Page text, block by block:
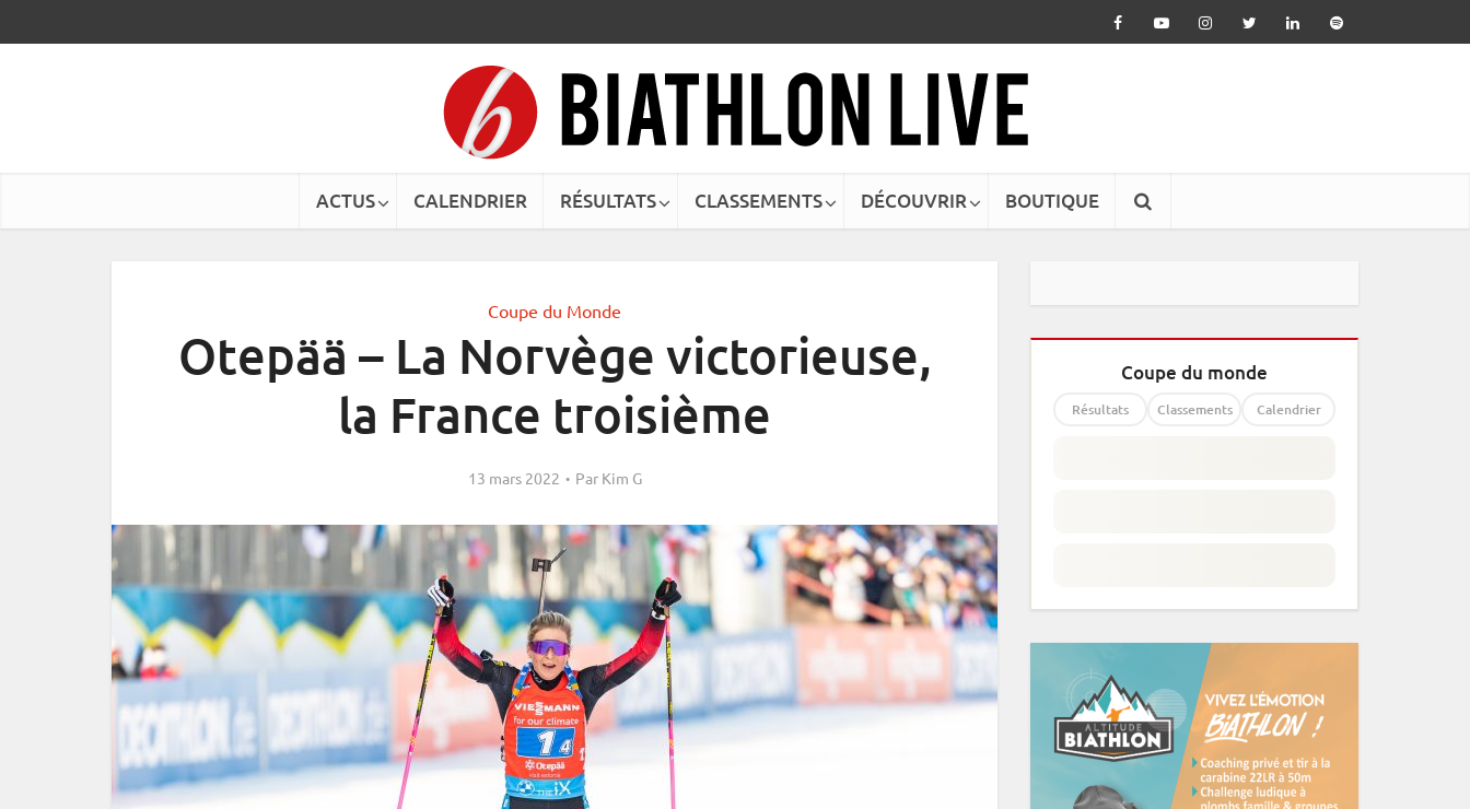
ACTUS CALENDRIER RÉSULTATS CLASSEMENTS DÉCOUVRIR BOUTIQUE
Coupe du Monde
Otepää – La Norvège victorieuse,
la France troisième
13 mars 2022 Par Kim G
Coupe du monde
Résultats Classements Calendrier